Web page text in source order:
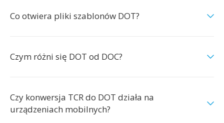
Co otwiera pliki szablonów DOT?
Czym różni się DOT od DOC?
Czy konwersja TCR do DOT działa na
urządzeniach mobilnych?